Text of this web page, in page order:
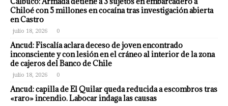
Chiloé con 5 millones en cocaína tras investigación abierta
en Castro
julio 18, 2026 0
Ancud: Fiscalía aclara deceso de joven encontrado
inconsciente y con lesión en el cráneo al interior de la zona
de cajeros del Banco de Chile
julio 18, 2026 0
Ancud: capilla de El Quilar queda reducida a escombros tras
«raro» incendio. Labocar indaga las causas